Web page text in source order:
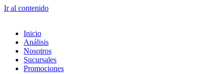
Ir al contenido
Inicio
Análisis
Nosotros
Sucursales
Promociones